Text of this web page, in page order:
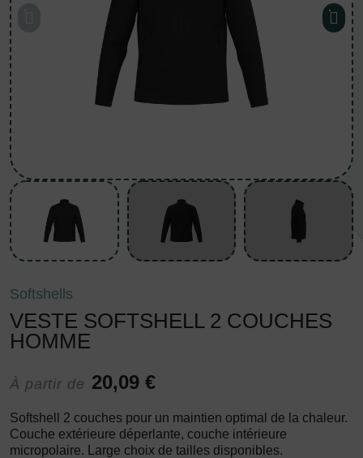
Softshells
VESTE SOFTSHELL 2 COUCHES
HOMME
À partir de 20,09 €
Softshell 2 couches pour un maintien optimal de la chaleur.
Couche extérieure déperlante, couche intérieure
micropolaire. Large choix de tailles disponibles.